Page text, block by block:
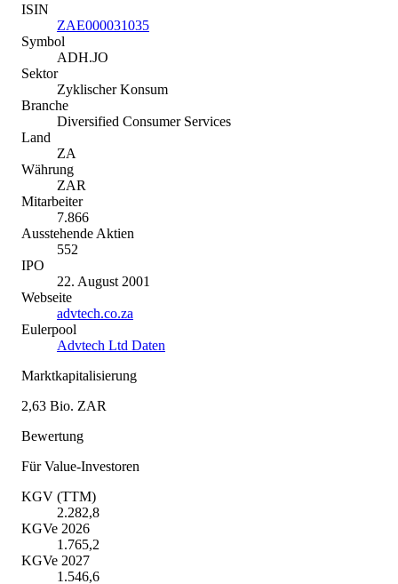
ISIN
ZAE000031035
Symbol
ADH.JO
Sektor
Zyklischer Konsum
Branche
Diversified Consumer Services
Land
ZA
Währung
ZAR
Mitarbeiter
7.866
Ausstehende Aktien
552
IPO
22. August 2001
Webseite
advtech.co.za
Eulerpool
Advtech Ltd Daten
Marktkapitalisierung
2,63 Bio. ZAR
Bewertung
Für Value-Investoren
KGV (TTM)
2.282,8
KGVe 2026
1.765,2
KGVe 2027
1.546,6